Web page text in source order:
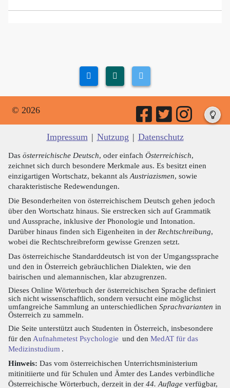
© 2026
Impressum | Nutzung | Datenschutz
Das österreichische Deutsch, oder einfach Österreichisch,
zeichnet sich durch besondere Merkmale aus. Es besitzt einen
einzigartigen Wortschatz, bekannt als Austriazismen, sowie
charakteristische Redewendungen.
Die Besonderheiten von österreichischem Deutsch gehen jedoch
über den Wortschatz hinaus. Sie erstrecken sich auf Grammatik
und Aussprache, inklusive der Phonologie und Intonation.
Darüber hinaus finden sich Eigenheiten in der Rechtschreibung,
wobei die Rechtschreibreform gewisse Grenzen setzt.
Das österreichische Standarddeutsch ist von der Umgangssprache
und den in Österreich gebräuchlichen Dialekten, wie den
bairischen und alemannischen, klar abzugrenzen.
Dieses Online Wörterbuch der österreichischen Sprache definiert
sich nicht wissenschaftlich, sondern versucht eine möglichst
umfangreiche Sammlung an unterschiedlichen Sprachvarianten in
Österreich zu sammeln.
Die Seite unterstützt auch Studenten in Österreich, insbesondere
für den Aufnahmetest Psychologie und den MedAT für das
Medizinstudium .
Hinweis: Das vom österreichischen Unterrichtsministerium
mitinitiierte und für Schulen und Ämter des Landes verbindliche
Österreichische Wörterbuch, derzeit in der 44. Auflage verfügbar,